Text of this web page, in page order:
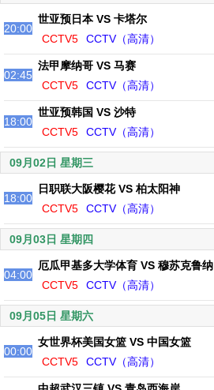
20:00
世亚预日本 VS 卡塔尔
CCTV5
CCTV（高清）
02:45
法甲摩纳哥 VS 马赛
CCTV5
CCTV（高清）
18:00
世亚预韩国 VS 沙特
CCTV5
CCTV（高清）
09月02日 星期三
18:00
日职联大阪樱花 VS 柏太阳神
CCTV5
CCTV（高清）
09月03日 星期四
04:00
厄瓜甲基多大学体育 VS 穆苏克鲁纳
CCTV5
CCTV（高清）
09月05日 星期六
00:00
女世界杯美国女篮 VS 中国女篮
CCTV5
CCTV（高清）